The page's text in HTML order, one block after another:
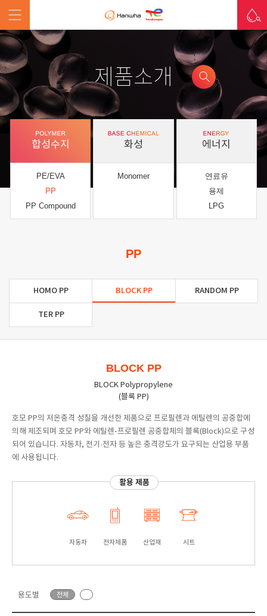
제품소개
합성수지
PE/EVA
PP
PP Compound
화성
Monomer
에너지
연료유
용제
LPG
PP
HOMO PP BLOCK PP RANDOM PP
TER PP
BLOCK PP
BLOCK Polypropylene
(블록 PP)
호모 PP의 저온충격 성질을 개선한 제품으로 프로필렌과 에틸렌의 공중합에
의해 제조되며 호모 PP와 에틸렌-프로필렌 공중합체의 블록(Block)으로 구성
되어 있습니다. 자동차, 전기·전자 등 높은 충격강도가 요구되는 산업용 부품
에 사용됩니다.
활용 제품
자동차 전자제품 산업재 시트
용도별 전체